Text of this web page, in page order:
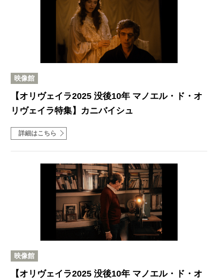
映像館
【オリヴェイラ2025 没後10年 マノエル・ド・オ
リヴェイラ特集】カニバイシュ
詳細はこちら
映像館
【オリヴェイラ2025 没後10年 マノエル・ド・オ